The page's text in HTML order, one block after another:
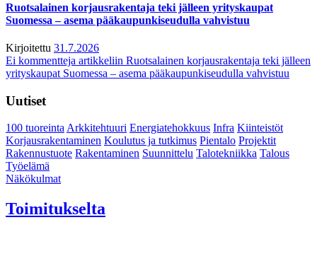
Ruotsalainen korjausrakentaja teki jälleen yrityskaupat
Suomessa – asema pääkaupunkiseudulla vahvistuu
Kirjoitettu 31.7.2026
Ei kommentteja artikkeliin Ruotsalainen korjausrakentaja teki jälleen
yrityskaupat Suomessa – asema pääkaupunkiseudulla vahvistuu
Uutiset
100 tuoreintaArkkitehtuuri Energiatehokkuus Infra Kiinteistöt
Korjausrakentaminen Koulutus ja tutkimus Pientalo Projektit
Rakennustuote Rakentaminen Suunnittelu Talotekniikka Talous
Työelämä
Näkökulmat
Toimitukselta